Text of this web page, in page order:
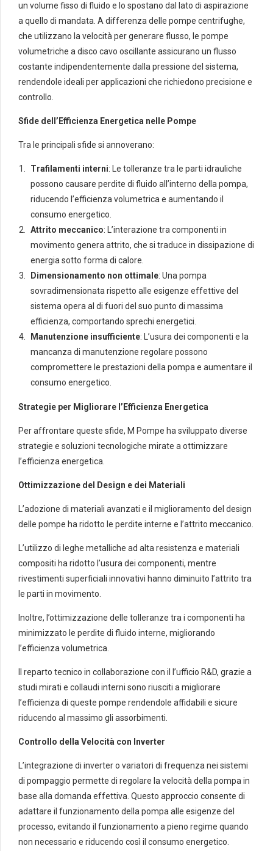
un volume fisso di fluido e lo spostano dal lato di aspirazione
a quello di mandata. A differenza delle pompe centrifughe,
che utilizzano la velocità per generare flusso, le pompe
volumetriche a disco cavo oscillante assicurano un flusso
costante indipendentemente dalla pressione del sistema,
rendendole ideali per applicazioni che richiedono precisione e
controllo.
Sfide dell’Efficienza Energetica nelle Pompe
Tra le principali sfide si annoverano:
Trafilamenti interni: Le tolleranze tra le parti idrauliche
possono causare perdite di fluido all’interno della pompa,
riducendo l’efficienza volumetrica e aumentando il
consumo energetico.
Attrito meccanico: L’interazione tra componenti in
movimento genera attrito, che si traduce in dissipazione di
energia sotto forma di calore.
Dimensionamento non ottimale: Una pompa
sovradimensionata rispetto alle esigenze effettive del
sistema opera al di fuori del suo punto di massima
efficienza, comportando sprechi energetici.
Manutenzione insufficiente: L’usura dei componenti e la
mancanza di manutenzione regolare possono
compromettere le prestazioni della pompa e aumentare il
consumo energetico.
Strategie per Migliorare l’Efficienza Energetica
Per affrontare queste sfide, M Pompe ha sviluppato diverse
strategie e soluzioni tecnologiche mirate a ottimizzare
l’efficienza energetica.
Ottimizzazione del Design e dei Materiali
L’adozione di materiali avanzati e il miglioramento del design
delle pompe ha ridotto le perdite interne e l’attrito meccanico.
L’utilizzo di leghe metalliche ad alta resistenza e materiali
compositi ha ridotto l’usura dei componenti, mentre
rivestimenti superficiali innovativi hanno diminuito l’attrito tra
le parti in movimento.
Inoltre, l’ottimizzazione delle tolleranze tra i componenti ha
minimizzato le perdite di fluido interne, migliorando
l’efficienza volumetrica.
Il reparto tecnico in collaborazione con il l’ufficio R&D, grazie a
studi mirati e collaudi interni sono riusciti a migliorare
l’efficienza di queste pompe rendendole affidabili e sicure
riducendo al massimo gli assorbimenti.
Controllo della Velocità con Inverter
L’integrazione di inverter o variatori di frequenza nei sistemi
di pompaggio permette di regolare la velocità della pompa in
base alla domanda effettiva. Questo approccio consente di
adattare il funzionamento della pompa alle esigenze del
processo, evitando il funzionamento a pieno regime quando
non necessario e riducendo così il consumo energetico.